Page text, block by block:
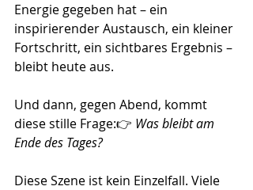
Energie gegeben hat – ein
inspirierender Austausch, ein kleiner
Fortschritt, ein sichtbares Ergebnis –
bleibt heute aus.
Und dann, gegen Abend, kommt
diese stille Frage:👉 Was bleibt am
Ende des Tages?
Diese Szene ist kein Einzelfall. Viele